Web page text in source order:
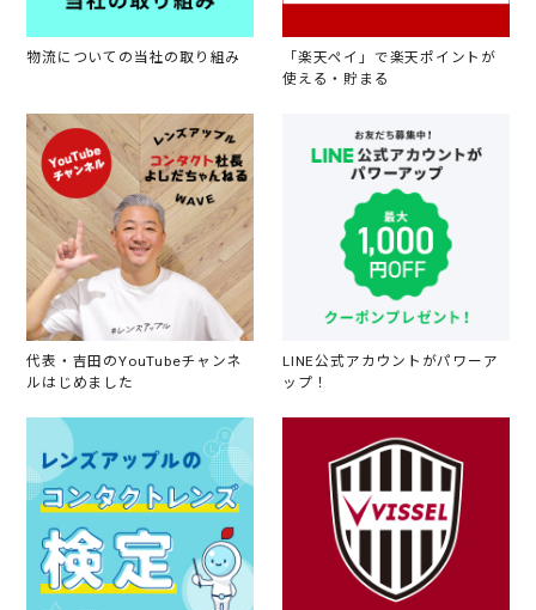
物流についての当社の取り組み
「楽天ペイ」で楽天ポイントが
使える・貯まる
代表・吉田のYouTubeチャンネ
ルはじめました
LINE公式アカウントがパワーア
ップ！